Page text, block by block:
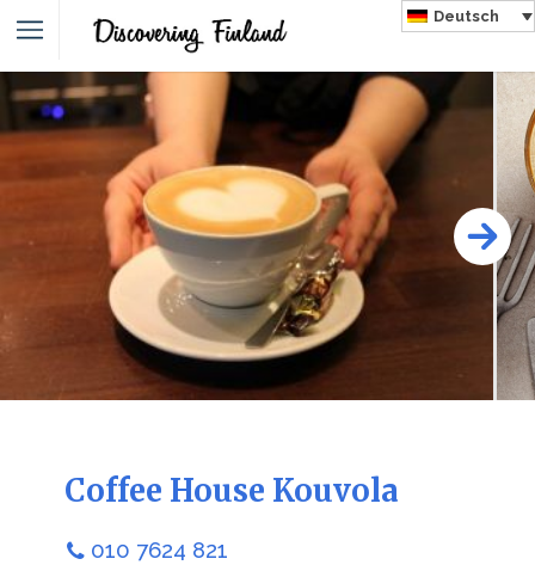
Deutsch
Coffee House Kouvola
010 7624 821